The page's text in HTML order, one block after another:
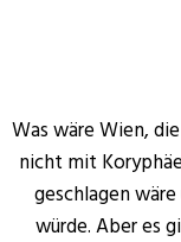
Was wäre Wien,
nicht mit
geschlagen
würde. Aber es